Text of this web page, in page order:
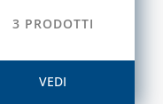
3 PRODOTTI
VEDI